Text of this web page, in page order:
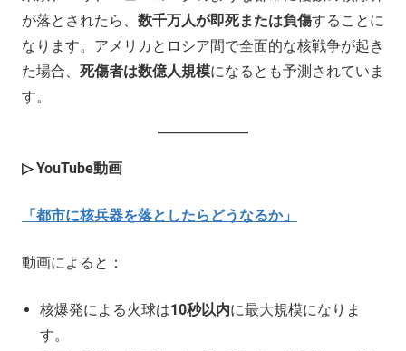
が落とされたら、 数千万人が即死または負傷することに
なります。アメリカとロシア間で全面的な核戦争が起き
た場合、 死傷者は数億人規模になるとも予測されていま
す。
▷ YouTube動画
「都市に核兵器を落としたらどうなるか」
動画によると：
核爆発による火球は10秒以内に最大規模になりま
す。